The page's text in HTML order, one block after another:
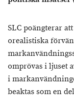
SLC poängterar
orealistiska
omprövas i ljuset
i
beaktas som en